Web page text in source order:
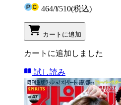
464/¥510(税込)
カートに追加
カートに追加しました
試し読み